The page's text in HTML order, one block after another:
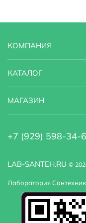
Турецкая баня
Финская сауна
Наличие крыши
Тропический
LAB-SANTEH.RU ©
Лаборатория
КОМПАНИЯ
КАТАЛОГ
МАГАЗИН
+7 (929) 598-34-